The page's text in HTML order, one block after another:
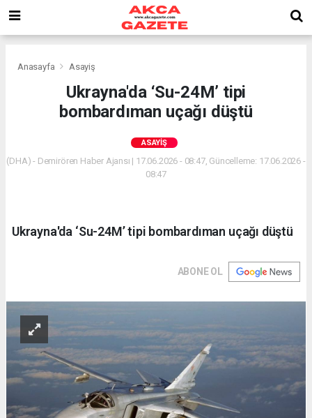
Anasayfa Asayiş
Ukrayna'da ‘Su-24M’ tipi
bombardıman uçağı düştü
ASAYIŞ
(DHA) - Demirören Haber Ajansı | 17.06.2026 - 08:47, Güncelleme: 17.06.2026 -
08:47
Ukrayna'da ‘Su-24M’ tipi bombardıman uçağı düştü
ABONE OL